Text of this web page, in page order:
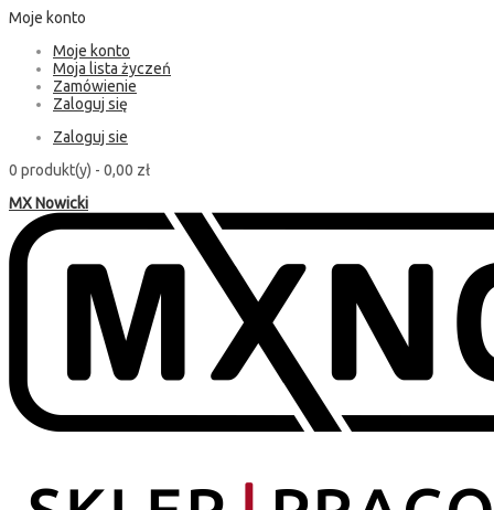
Moje konto
Moje konto
Moja lista życzeń
Zamówienie
Zaloguj się
Zaloguj sie
0 produkt(y) - 0,00 zł
MX Nowicki